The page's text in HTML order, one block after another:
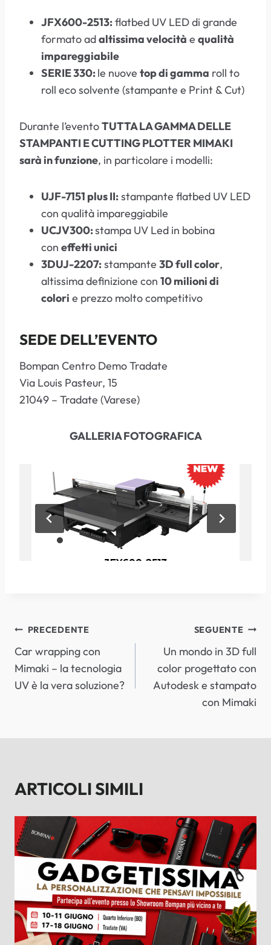
JFX600-2513:flatbed UV LED di grande
formato adaltissima velocità e qualità
impareggiabile
SERIE 330:le nuove top di gamma roll to
roll eco solvente (stampante e Print & Cut)
Durante l’eventoTUTTA LA GAMMA DELLE
STAMPANTI E CUTTING PLOTTER MIMAKI
sarà in funzione, in particolare i modelli:
UJF-7151 plus II:stampante flatbed UV LED
con qualità impareggiabile
UCJV300:stampa UV Led in bobina
con effetti unici
3DUJ-2207:stampante 3D full color,
altissima definizione con 10 milioni di
colori e prezzo molto competitivo
SEDE DELL’EVENTO
Bompan Centro Demo Tradate
Via Louis Pasteur, 15
21049 – Tradate (Varese)
GALLERIA FOTOGRAFICA
NAVIGAZIONE
ARTICOLI
PRECEDENTE
Car wrapping con
Mimaki – la tecnologia
UV è la vera soluzione?
SEGUENTE
Un mondo in 3D full
color progettato con
Autodesk e stampato
con Mimaki
ARTICOLI SIMILI